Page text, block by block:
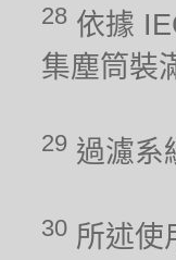
28 依據
集塵筒裝
29 過濾系
30 所述使